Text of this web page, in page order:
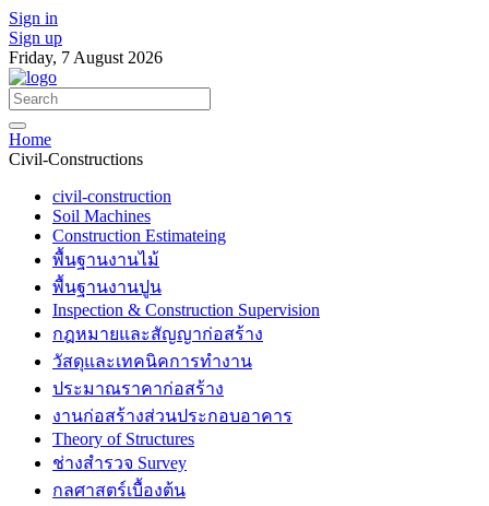
Sign in
Sign up
Friday, 7 August 2026
Home
Civil-Constructions
civil-construction
Soil Machines
Construction Estimateing
พื้นฐานงานไม้
พื้นฐานงานปูน
Inspection & Construction Supervision
กฎหมายและสัญญาก่อสร้าง
วัสดุและเทคนิคการทำงาน
ประมาณราคาก่อสร้าง
งานก่อสร้างส่วนประกอบอาคาร
Theory of Structures
ช่างสำรวจ Survey
กลศาสตร์เบื้องต้น